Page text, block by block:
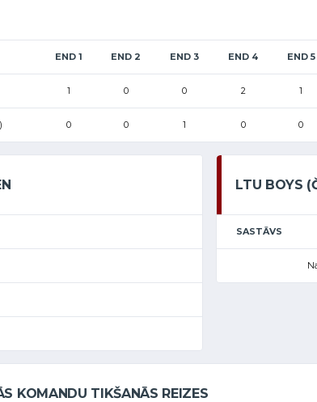
END 1 END 2 END 3 END 4 END 5
1 0 0 2 1
0 0 1 0 0
LTU BOYS
SASTĀVS
KOMANDU TIKŠANĀS REIZES